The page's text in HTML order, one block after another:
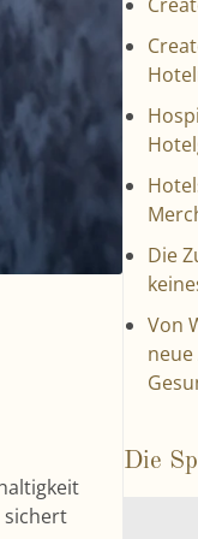
sichert
Die
Von
Die